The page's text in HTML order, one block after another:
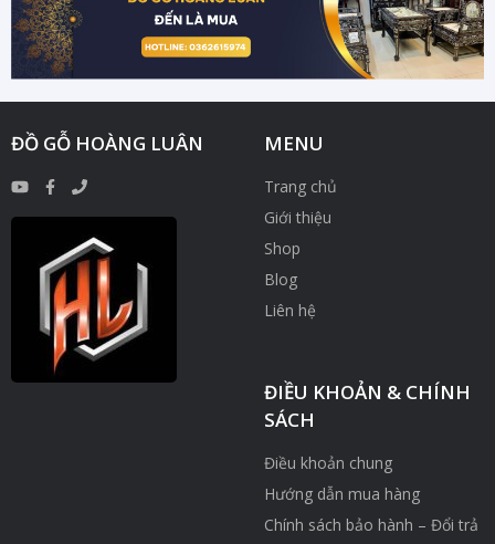
ĐỒ GỖ HOÀNG LUÂN MENU
Trang chủ
Giới thiệu
Shop
Blog
Liên hệ
ĐIỀU KHOẢN & CHÍNH
SÁCH
Điều khoản chung
Hướng dẫn mua hàng
Chính sách bảo hành – Đổi trả